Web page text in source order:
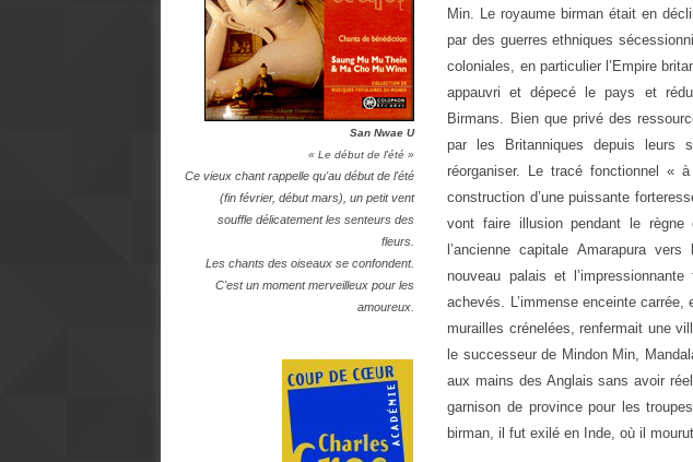
San Nwae U
« Le début de l'été »
Ce vieux chant rappelle qu'au début de l'été
(fin février, début mars), un petit vent
souffle délicatement les senteurs des
fleurs.
Les chants des oiseaux se confondent.
C'est un moment merveilleux pour les
amoureux.
Min. Le royaume birman était en
par des guerres ethniques
coloniales, en particulier l’Empire
appauvri et dépecé le pays et
Birmans. Bien que privé des
par les Britanniques depuis leurs
réorganiser. Le tracé fonctionnel «
construction d’une puissante
vont faire illusion pendant le
l’ancienne capitale Amarapura
nouveau palais et
achevés. L’immense enceinte carrée,
murailles crénelées, renfermait une
le successeur de Mindon Min,
aux mains des Anglais sans avoir
garnison de province pour les
birman, il fut exilé en Inde, où il